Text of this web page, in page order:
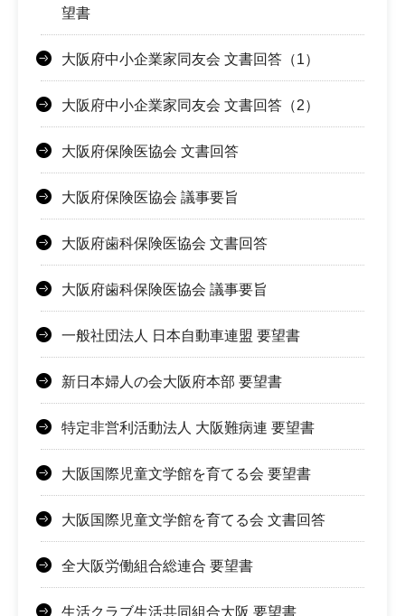
望書
大阪府中小企業家同友会 文書回答（1）
大阪府中小企業家同友会 文書回答（2）
大阪府保険医協会 文書回答
大阪府保険医協会 議事要旨
大阪府歯科保険医協会 文書回答
大阪府歯科保険医協会 議事要旨
一般社団法人 日本自動車連盟 要望書
新日本婦人の会大阪府本部 要望書
特定非営利活動法人 大阪難病連 要望書
大阪国際児童文学館を育てる会 要望書
大阪国際児童文学館を育てる会 文書回答
全大阪労働組合総連合 要望書
生活クラブ生活共同組合大阪 要望書